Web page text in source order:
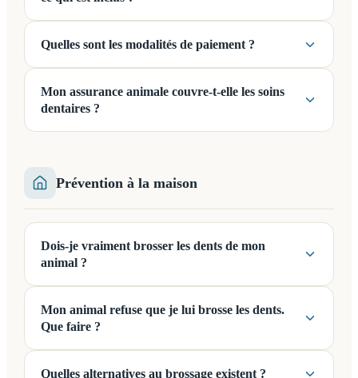
Quelles sont les modalités de paiement ?
Mon assurance animale couvre-t-elle les soins
dentaires ?
Prévention à la maison
Dois-je vraiment brosser les dents de mon
animal ?
Mon animal refuse que je lui brosse les dents.
Que faire ?
Quelles alternatives au brossage existent ?